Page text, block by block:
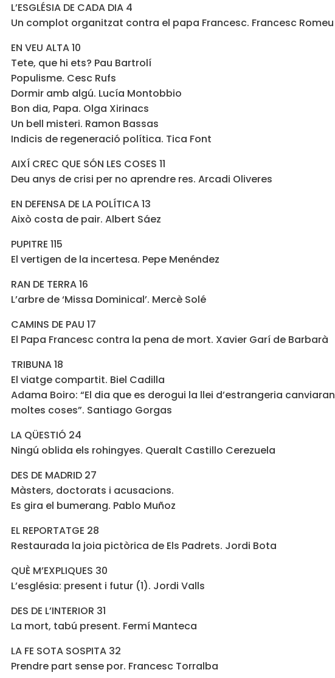
L’ESGLÉSIA DE CADA DIA 4
Un complot organitzat contra el papa Francesc. Francesc Romeu
EN VEU ALTA 10
Tete, que hi ets? Pau Bartrolí
Populisme. Cesc Rufs
Dormir amb algú. Lucía Montobbio
Bon dia, Papa. Olga Xirinacs
Un bell misteri. Ramon Bassas
Indicis de regeneració política. Tica Font
AIXÍ CREC QUE SÓN LES COSES 11
Deu anys de crisi per no aprendre res. Arcadi Oliveres
EN DEFENSA DE LA POLÍTICA 13
Això costa de pair. Albert Sáez
PUPITRE 115
El vertigen de la incertesa. Pepe Menéndez
RAN DE TERRA 16
L’arbre de ‘Missa Dominical’. Mercè Solé
CAMINS DE PAU 17
El Papa Francesc contra la pena de mort. Xavier Garí de Barbarà
TRIBUNA 18
El viatge compartit. Biel Cadilla
Adama Boiro: “El dia que es derogui la llei d’estrangeria canviaran
moltes coses”. Santiago Gorgas
LA QÜESTIÓ 24
Ningú oblida els rohingyes. Queralt Castillo Cerezuela
DES DE MADRID 27
Màsters, doctorats i acusacions.
Es gira el bumerang. Pablo Muñoz
EL REPORTATGE 28
Restaurada la joia pictòrica de Els Padrets. Jordi Bota
QUÈ M’EXPLIQUES 30
L’església: present i futur (1). Jordi Valls
DES DE L’INTERIOR 31
La mort, tabú present. Fermí Manteca
LA FE SOTA SOSPITA 32
Prendre part sense por. Francesc Torralba